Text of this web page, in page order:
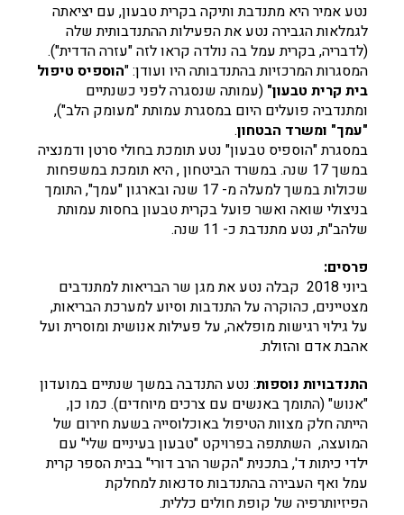
נטע אמיר היא מתנדבת ותיקה בקרית טבעון, עם יציאתה
לגמלאות הגבירה נטע את הפעילות ההתנדבותית שלה
(לדבריה, בקרית עמל בה נולדה קראו לזה "עזרה הדדית").
המסגרות המרכזיות בהתנדבותה היו ועודן: "הוספיס טיפול
בית קרית טבעון" (עמותה שנסגרה לפני כשנתיים
ומתנדביה פועלים היום במסגרת עמותת "מעומק הלב"),
"עמך" ומשרד הבטחון.
במסגרת "הוספיס טבעון" נטע תומכת בחולי סרטן ודמנציה
במשך 17 שנה. במשרד הביטחון , היא תומכת במשפחות
שכולות במשך למעלה מ- 17 שנה ובארגון "עמך", התומך
בניצולי שואה ואשר פועל בקרית טבעון בחסות עמותת
שלהב"ת, נטע מתנדבת כ- 11 שנה.
פרסים:
ביוני 2018 קבלה נטע את מגן שר הבריאות למתנדבים
מצטיינים, כהוקרה על התנדבות וסיוע למערכת הבריאות,
על גילוי רגישות מופלאה, על פעילות אנושית ומוסרית ועל
אהבת אדם והזולת.
התנדבויות נוספות: נטע התנדבה במשך שנתיים במועדון
"אנוש" (התומך באנשים עם צרכים מיוחדים). כמו כן,
הייתה חלק מצוות הטיפול באוכלוסייה בשעת חירום של
המועצה, השתתפה בפרויקט "טבעון בעיניים שלי" עם
ילדי כיתות ד', בתכנית "הקשר הרב דורי" בבית הספר קרית
עמל ואף העבירה בהתנדבות סדנאות למחלקת
הפיזיותרפיה של קופת חולים כללית.